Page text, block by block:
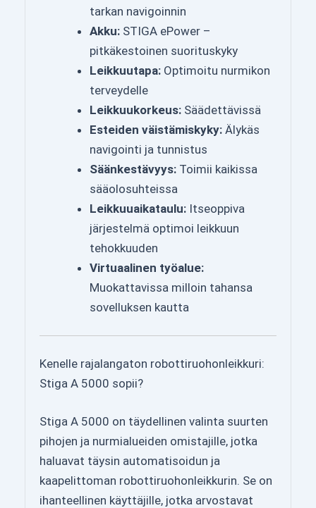
tarkan navigoinnin
Akku: STIGA ePower –
pitkäkestoinen suorituskyky
Leikkuutapa: Optimoitu nurmikon
terveydelle
Leikkuukorkeus: Säädettävissä
Esteiden väistämiskyky: Älykäs
navigointi ja tunnistus
Säänkestävyys: Toimii kaikissa
sääolosuhteissa
Leikkuuaikataulu: Itseoppiva
järjestelmä optimoi leikkuun
tehokkuuden
Virtuaalinen työalue:
Muokattavissa milloin tahansa
sovelluksen kautta
Kenelle rajalangaton robottiruohonleikkuri:
Stiga A 5000 sopii?
Stiga A 5000 on täydellinen valinta suurten
pihojen ja nurmialueiden omistajille, jotka
haluavat täysin automatisoidun ja
kaapelittoman robottiruohonleikkurin. Se on
ihanteellinen käyttäjille, jotka arvostavat